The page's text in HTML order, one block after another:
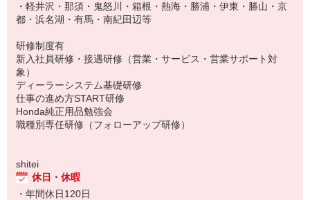
・軽井沢・那須・鬼怒川・箱根・熱海・勝浦・伊東・勝山・京
都・浜名湖・有馬・南紀田辺等
研修制度有
新入社員研修・接遇研修（営業・サービス・営業サポート対
象）
ディーラーシステム基礎研修
仕事の進め方START研修
Honda純正用品勉強会
職種別専任研修（フォローアップ研修）
shitei
休日・休暇
・年間休日120日